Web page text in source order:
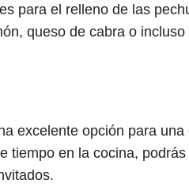
para el relleno de las
queso de cabra o incluso
excelente opción para
tiempo en la cocina,